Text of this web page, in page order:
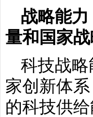
战略能
量和国家
科技战
家创新体
的科技供